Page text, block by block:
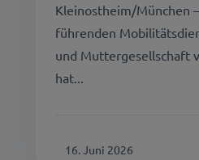
Kleinostheim/München
führenden
und Muttergesellschaft
hat...
16. Juni 2026